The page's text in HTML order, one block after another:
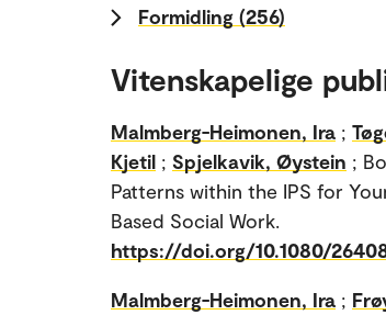
Formidling (256)
Vitenskapelige
Malmberg-Heimonen, Ira ;
Kjetil ; Spjelkavik, Øystein ;
Patterns within the IPS for
Based Social Work.
https://doi.org/10.1080/
Malmberg-Heimonen, Ira ;